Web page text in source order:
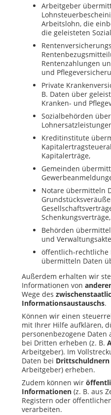
Arbeitgeber
Arbeitslohn, die
die geleisteten
Rentenzahlungen
und
Private
B. Daten über
Kranken- und
Sozialbehörden
Kreditinstitute
Kapitalerträge,
Gemeinden
Notare übermitteln
Schenkungsverträge,
Behörden
und
öffentlich-rechtliche
übermitteln Daten
Außerdem erhalten wir
Informationen von
Wege des
Informationsaustauschs.
Können wir einen
mit Ihrer Hilfe aufklären,
personenbezogene
bei Dritten erheben (z. B.
Arbeitgeber). Im
Daten bei Drittschuldnern
Arbeitgeber) erheben.
Zudem können wir
Informationen (z. B. aus
Registern oder
verarbeiten.